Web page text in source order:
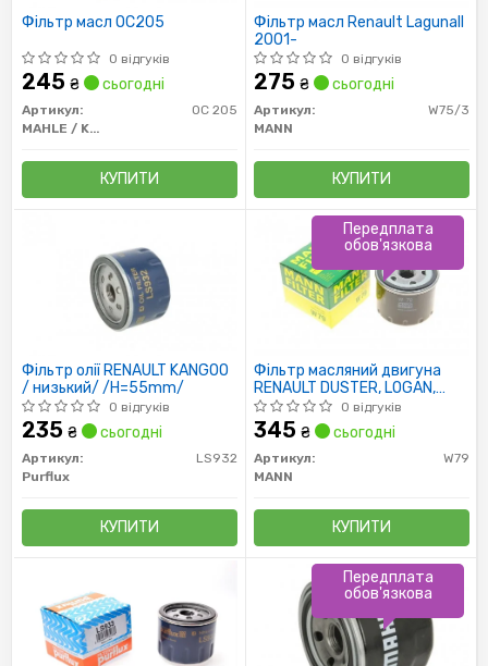
Фільтр масл OC205
0 відгуків
245 ₴ сьогодні
Артикул:
OC 205
MAHLE / KNECHT
КУПИТИ
Фільтр масл Renault LagunaII
2001-
0 відгуків
275 ₴ сьогодні
Артикул:
W75/3
MANN
КУПИТИ
Фільтр олії RENAULT KANGOO
/ низький/ /H=55mm/
0 відгуків
235 ₴ сьогодні
Артикул:
LS932
Purflux
КУПИТИ
Фільтр масляний двигуна
RENAULT DUSTER, LOGAN,
SCENIC I, II, III 1.5 DCI 10- (пр-во
MANN)
0 відгуків
345 ₴ сьогодні
Артикул:
W79
MANN
КУПИТИ
Передплата
обов'язкова
Передплата
обов'язкова